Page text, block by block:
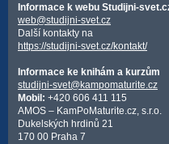
Informace k webu Studijni-
web@studijni-svet.cz
Další kontakty na
https://studijni-svet.cz/kontakt/
Informace ke knihám a kurzům
studijni-svet@kampomaturite.cz
Mobil: +420 606 411 115
AMOS – KamPoMaturite.cz, s.r.o.
Dukelských hrdinů 21
170 00 Praha 7